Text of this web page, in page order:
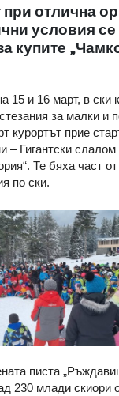
отлична
условия
купите
15 и 16 март, в ски
за малки и
курортът прие
– Гигантски
Те бяха част
по ски.
писта
230 млади скиори